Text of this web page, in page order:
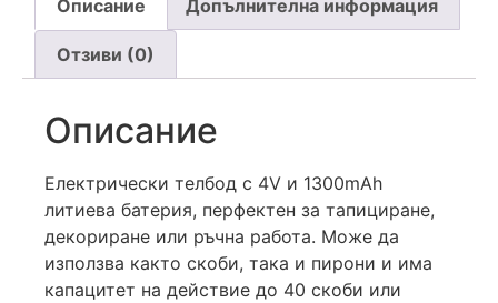
Описание Допълнителна информация
Отзиви (0)
Описание
Електрически телбод с 4V и 1300mAh
литиева батерия, перфектен за тапициране,
декориране или ръчна работа. Може да
използва както скоби, така и пирони и има
капацитет на действие до 40 скоби или